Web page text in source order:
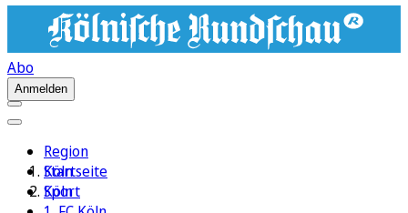
Abo
Anmelden
Region
Köln
Sport
Startseite
Köln